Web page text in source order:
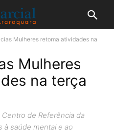
Mulheres retoma atividades na
Mulheres
na terça
de Referência da
à saúde mental e ao